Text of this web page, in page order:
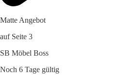
Matte Angebot
auf Seite 3
SB Möbel Boss
Noch 6 Tage gültig